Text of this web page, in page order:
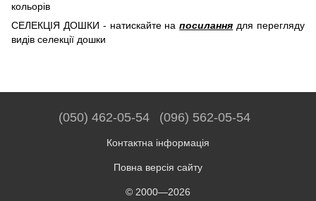
кольорів
СЕЛЕКЦІЯ ДОШКИ - натискайте напосилання для перегляду
видів селекції дошки
(050) 462-05-54 (096) 562-05-54
Контактна інформація
Повна версія сайту
© 2000—2026